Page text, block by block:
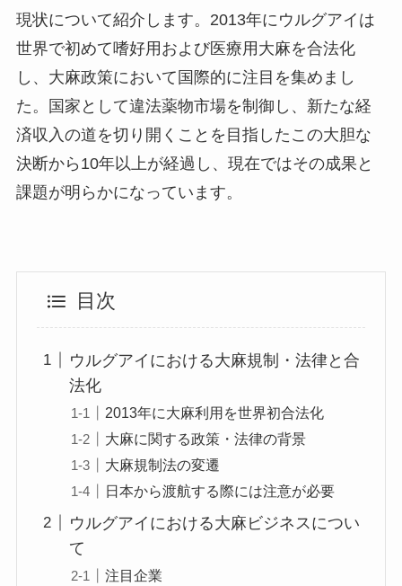
現状について紹介します。2013年にウルグアイは
世界で初めて嗜好用および医療用大麻を合法化
し、大麻政策において国際的に注目を集めまし
た。国家として違法薬物市場を制御し、新たな経
済収入の道を切り開くことを目指したこの大胆な
決断から10年以上が経過し、現在ではその成果と
課題が明らかになっています。
目次
ウルグアイにおける大麻規制・法律と合
法化
2013年に大麻利用を世界初合法化
大麻に関する政策・法律の背景
大麻規制法の変遷
日本から渡航する際には注意が必要
ウルグアイにおける大麻ビジネスについ
て
注目企業